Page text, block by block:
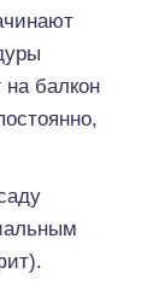
балкон